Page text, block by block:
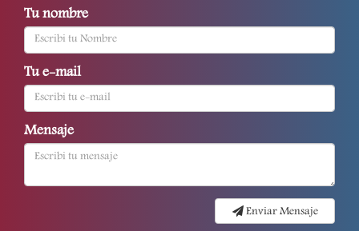
Tu nombre
Tu e-mail
Mensaje
Enviar Mensaje